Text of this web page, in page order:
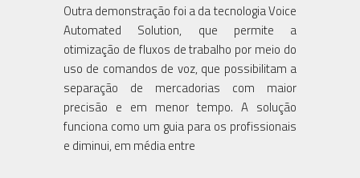
Outra demonstração foi a da tecnologia Voice
Automated Solution, que permite a
otimização de fluxos de trabalho por meio do
uso de comandos de voz, que possibilitam a
separação de mercadorias com maior
precisão e em menor tempo. A solução
funciona como um guia para os profissionais
e diminui, em média entre